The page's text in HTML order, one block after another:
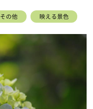
その他 映える景色